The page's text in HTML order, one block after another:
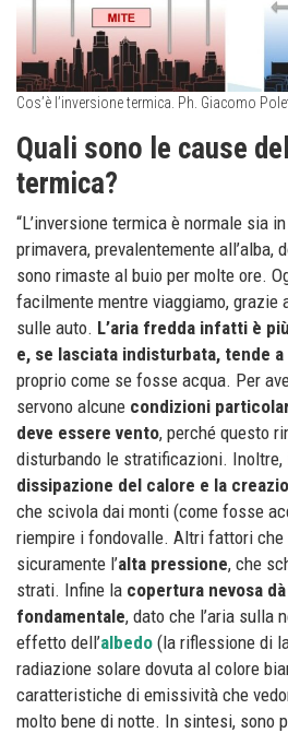
Cos’è l’inversione termica. Ph. Giacomo
Quali sono le cause
termica?
“L’inversione termica è normale sia
primavera, prevalentemente all’alba,
sono rimaste al buio per molte ore.
facilmente mentre viaggiamo, grazie
sulle auto. L’aria fredda infatti è
e, se lasciata indisturbata, tende
proprio come se fosse acqua. Per
servono alcune condizioni
deve essere vento, perché questo
disturbando le stratificazioni. Inoltre,
dissipazione del calore e la
che scivola dai monti (come fosse
riempire i fondovalle. Altri fattori che
sicuramente l’alta pressione, che
strati. Infine la copertura nevosa
fondamentale, dato che l’aria sulla
effetto dell’albedo (la riflessione di
radiazione solare dovuta al colore
caratteristiche di emissività che
molto bene di notte. In sintesi, sono